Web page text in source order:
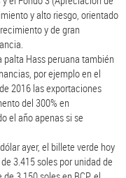
y alto riesgo, orientado
y de gran
Hass peruana también
por ejemplo en el
2016 las exportaciones
del 300% en
el año apenas si se
ayer, el billete verde hoy
3.415 soles por unidad de